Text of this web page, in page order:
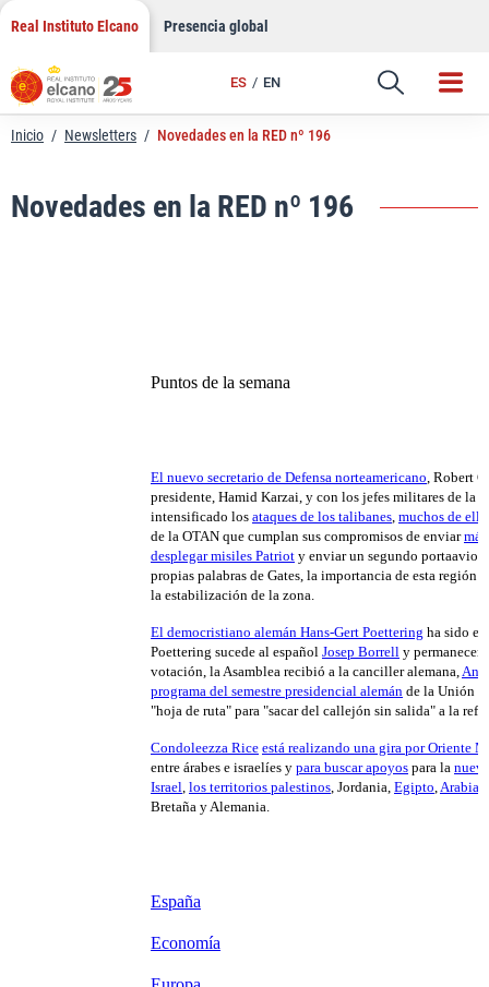
Saltar
contenido
Real Instituto Elcano Presencia global
ES EN
Enlace
Inicio / Newsletters / Novedades en la RED nº 196
Novedades en la RED nº 196